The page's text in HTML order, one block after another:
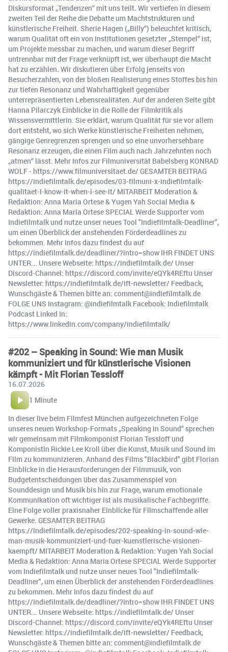
Diskursformat „Tendenzen“ mit uns teilt. Wir vertiefen in diesem
zweiten Teil der Reihe die Debatte um Machtstrukturen und
künstlerische Freiheit. Sherie Hagen („Billy“) beleuchtet kritisch,
warum Qualität oft ein von Institutionen gesetzter „Stempel“ ist,
um Projekte messbar zu machen, und warum dieser Begriff
untrennbar mit der Frage verknüpft ist, wer überhaupt die Macht
hat zu erzählen. Wir diskutieren über Erfolg jenseits von
Besucherzahlen, von der bloßen Realisierung eines Stoffes bis hin
zur tiefen Resonanz und Wahrhaftigkeit gegenüber
unterrepräsentierten Lebensrealitäten. Auf der anderen Seite gibt
Hanna Pilarczyk Einblicke in die Rolle der Filmkritik als
Wissensvermittlerin. Sie erklärt, warum Qualität für sie vor allem
dort entsteht, wo sich Werke künstlerische Freiheiten nehmen,
gängige Genregrenzen sprengen und so eine unvorhersehbare
Resonanz erzeugen, die einen Film auch nach Jahrzehnten noch
„atmen“ lässt. Mehr Infos zur Filmuniversität Babelsberg KONRAD
WOLF - https://www.filmuniversitaet.de/ GESAMTER BEITRAG
https://indiefilmtalk.de/episodes/03-filmuni-x-indiefilmtalk-
qualitaet-i-know-it-when-i-see-it/ MITARBEIT Moderation &
Redaktion: Anna Maria Ortese & Yugen Yah Social Media &
Redaktion: Anna Maria Ortese SPECIAL Werde Supporter vom
Indiefilmtalk und nutze unser neues Tool "Indiefilmtalk-Deadliner",
um einen Überblick der anstehenden Förderdeadlines zu
bekommen. Mehr Infos dazu findest du auf
https://indiefilmtalk.de/deadliner/?intro=show IHR FINDET UNS
UNTER... Unsere Webseite: https://indiefilmtalk.de/ Unser
Discord-Channel: https://discord.com/invite/eQYk4REftu Unser
Newsletter: https://indiefilmtalk.de/ift-newsletter/ Feedback,
Wunschgäste & Themen bitte an: comment@indiefilmtalk.de
FOLGE UNS Instagram: @indiefilmtalk Facebook: Indiefilmtalk
Podcast Linked In:
https://www.linkedin.com/company/indiefilmtalk/
#202 – Speaking in Sound: Wie man Musik
kommuniziert und für künstlerische Visionen
kämpft - Mit Florian Tessloff
16.07.2026
1 Minute
In dieser live beim Filmfest München aufgezeichneten Folge
unseres neuen Workshop-Formats „Speaking in Sound“ sprechen
wir gemeinsam mit Filmkomponist Florian Tessloff und
Komponistin Rickie Lee Kroll über die Kunst, Musik und Sound im
Film zu kommunizieren. Anhand des Films "Blackbird" gibt Florian
Einblicke in die Herausforderungen der Filmmusik, von
Budgetentscheidungen über das Zusammenspiel von
Sounddesign und Musik bis hin zur Frage, warum emotionale
Kommunikation oft wichtiger ist als musikalische Fachbegriffe.
Eine Folge voller praxisnaher Einblicke für Filmschaffende aller
Gewerke. GESAMTER BEITRAG
https://indiefilmtalk.de/episodes/202-speaking-in-sound-wie-
man-musik-kommuniziert-und-fuer-kuenstlerische-visionen-
kaempft/ MITARBEIT Moderation & Redaktion: Yugen Yah Social
Media & Redaktion: Anna Maria Ortese SPECIAL Werde Supporter
vom Indiefilmtalk und nutze unser neues Tool "Indiefilmtalk-
Deadliner", um einen Überblick der anstehenden Förderdeadlines
zu bekommen. Mehr Infos dazu findest du auf
https://indiefilmtalk.de/deadliner/?intro=show IHR FINDET UNS
UNTER... Unsere Webseite: https://indiefilmtalk.de/ Unser
Discord-Channel: https://discord.com/invite/eQYk4REftu Unser
Newsletter: https://indiefilmtalk.de/ift-newsletter/ Feedback,
Wunschgäste & Themen bitte an: comment@indiefilmtalk.de